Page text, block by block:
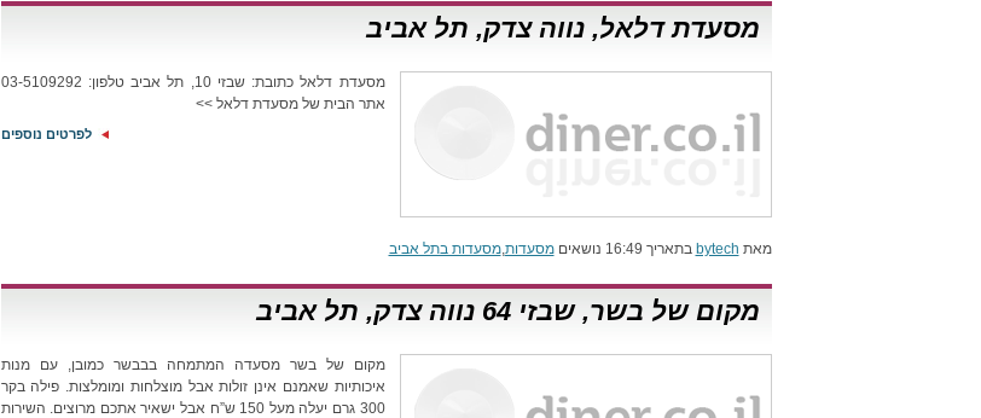
מסעדת דלאל, נווה צדק, תל אביב
מסעדת דלאל כתובת: שבזי 10, תל אביב טלפון: 03-5109292
אתר הבית של מסעדת דלאל >>
לפרטים נוספים
מאת bytech בתאריך 16:49 נושאים מסעדות,מסעדות בתל אביב
מקום של בשר, שבזי 64 נווה צדק, תל אביב
מקום של בשר מסעדה המתמחה בבבשר כמובן, עם מנות
איכותיות שאמנם אינן זולות אבל מוצלחות ומומלצות. פילה בקר
300 גרם יעלה מעל 150 ש”ח אבל ישאיר אתכם מרוצים. השירות